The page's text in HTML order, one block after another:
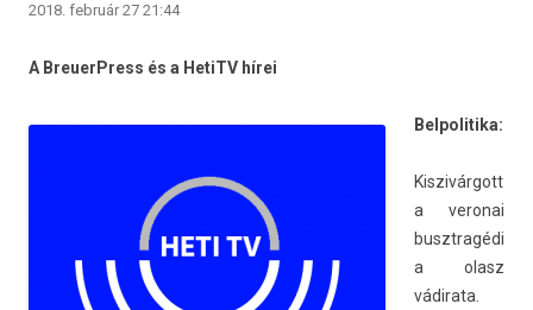
2018. február 27 21:44
A BreuerPress és a HetiTV hírei
Be­lpolitika:
Kis­zivár­gott
a veronai
busztragédi
a olasz
vádirata.